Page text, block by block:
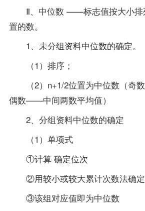
Ⅱ、中位数 ——标志值按大小排
置的数。
1、未分组资料中位数的确定。
（1）排序；
（2）n+1/2位置为中位数（奇
偶数——中间两数平均值）
2、分组资料中位数的确定
（1）单项式
①计算 确定位次
②用较小或较大累计次数法确定
③该组对应值即为中位数